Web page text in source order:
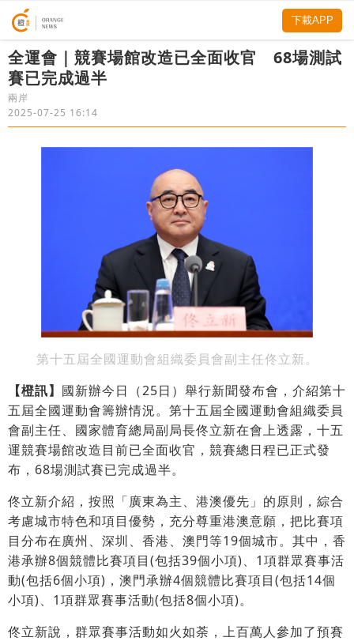
全運會｜競賽場館改造已全面收官 68場測試
賽已完成過半
兩岸
2025-07-25 16:14
第十五屆全國運動會組織委員會副主任佟立新。
【橙訊】 國新辦今日（25日）舉行新聞發布會，介紹第十
五屆全國運動會籌辦情況。第十五屆全國運動會組織委員
會副主任、國家體育總局副局長佟立新在會上透露，十五
運競賽場館改造目前已全面收官，競賽總日程已正式發
布，68場測試賽已完成過半。
佟立新介紹，按照「廣東為主、港澳優先」的原則，綜合
考慮城市特色和項目優勢，充分尊重港澳意願，把比賽項
目分布在廣州、深圳、香港、澳門等19個城市。其中，香
港承辦8個競體比賽項目(包括39個小項)、1項群眾賽事活
動(包括6個小項)，澳門承辦4個競體比賽項目(包括14個
小項)、1項群眾賽事活動(包括8個小項)。
佟立新說，群眾賽事活動如火如荼，上百萬人參加了預賽
下載APP